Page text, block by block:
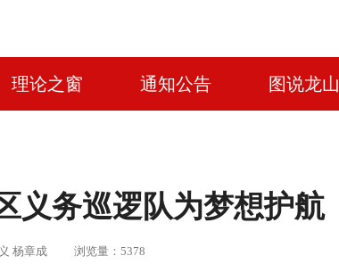
理论之窗 通知公告 图说龙山
义务巡逻队为梦想护航
义 杨章成 浏览量：5378